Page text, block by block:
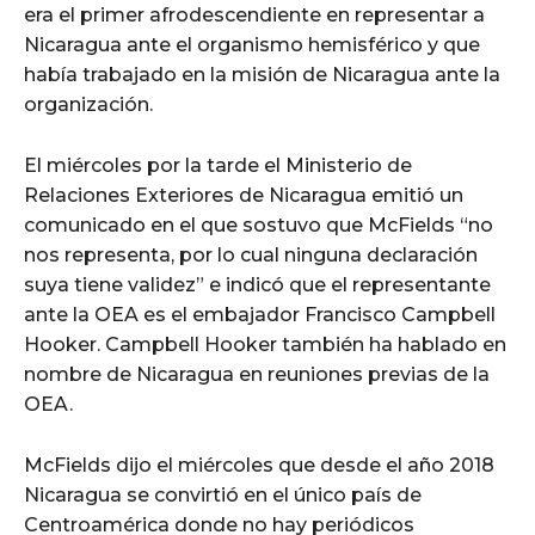
era el primer afrodescendiente en representar a
Nicaragua ante el organismo hemisférico y que
había trabajado en la misión de Nicaragua ante la
organización.
El miércoles por la tarde el Ministerio de
Relaciones Exteriores de Nicaragua emitió un
comunicado en el que sostuvo que McFields “no
nos representa, por lo cual ninguna declaración
suya tiene validez” e indicó que el representante
ante la OEA es el embajador Francisco Campbell
Hooker. Campbell Hooker también ha hablado en
nombre de Nicaragua en reuniones previas de la
OEA.
McFields dijo el miércoles que desde el año 2018
Nicaragua se convirtió en el único país de
Centroamérica donde no hay periódicos